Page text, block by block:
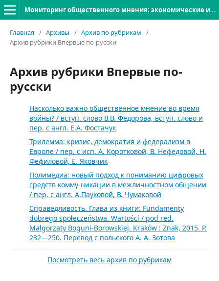
Мониторинг общественного мнения: экономические и социальные перемены
Главная / Архивы / Архив по рубрикам
/
Архив рубрики Впервые по-русски
Архив рубрики Впервые по-
русски
Насколько важно общественное мнение во время
войны? / вступ. слово В.В. Федорова, вступ. слово и
пер. с англ. Е.А. Фостачук
Трилемма: кризис, демократия и федерализм в
Европе / пер. с исп. А. Коротковой, В. Нефедовой, Н.
Фефиловой, Е. Яковчик
Полимедиа: новый подход к пониманию цифровых
средств комму-никации в межличностном общении
/ пер. с англ. А.Пауковой, В. Чумаковой
Справедливость. Глава из книги: Fundamenty
dobrego społeczeństwa. Wartości / pod red.
Małgorzaty Boguni-Borowskiej. Kraków : Znak, 2015. P.
232—250. Перевод c польского А. А. Зотова
Посмотреть весь архив по рубрикам